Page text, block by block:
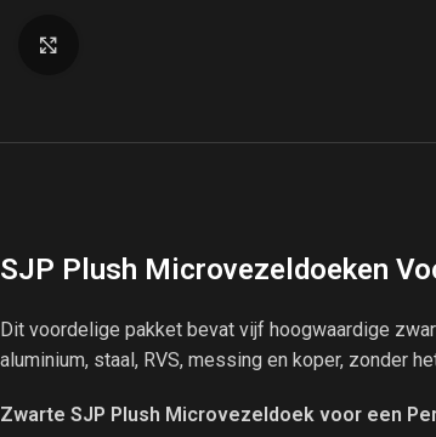
SJP Plush Microvezeldoeken
Dit voordelige pakket bevat vijf hoogwaardige
aluminium, staal, RVS, messing en koper, zonder
Zwarte SJP Plush Microvezeldoek voor een